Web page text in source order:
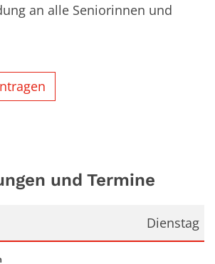
an alle Seniorinnen und
und Termine
Dienstag
2026